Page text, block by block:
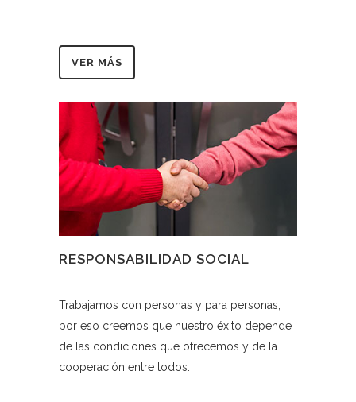
VER MÁS
RESPONSABILIDAD SOCIAL
Trabajamos con personas y para personas,
por eso creemos que nuestro éxito depende
de las condiciones que ofrecemos y de la
cooperación entre todos.